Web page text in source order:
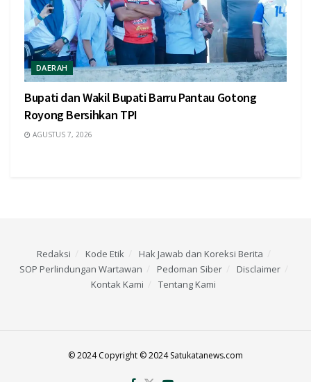
DAERAH
Bupati dan Wakil Bupati Barru Pantau Gotong
Royong Bersihkan TPI
AGUSTUS 7, 2026
Redaksi Kode Etik
Hak Jawab dan Koreksi Berita
SOP Perlindungan Wartawan
Pedoman Siber
Disclaimer
Kontak Kami
Tentang Kami
© 2024 Copyright © 2024 Satukatanews.com